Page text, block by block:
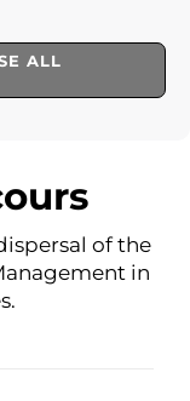
of the
in
ALL